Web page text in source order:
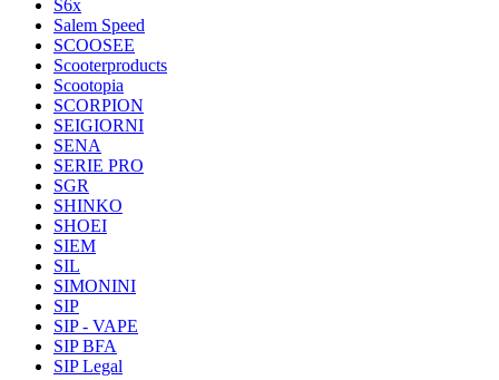
S6x
Salem Speed
SCOOSEE
Scooterproducts
Scootopia
SCORPION
SEIGIORNI
SENA
SERIE PRO
SGR
SHINKO
SHOEI
SIEM
SIL
SIMONINI
SIP
SIP - VAPE
SIP BFA
SIP Legal